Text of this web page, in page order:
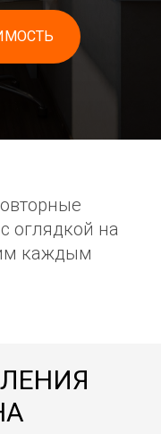
оглядкой на
каждым